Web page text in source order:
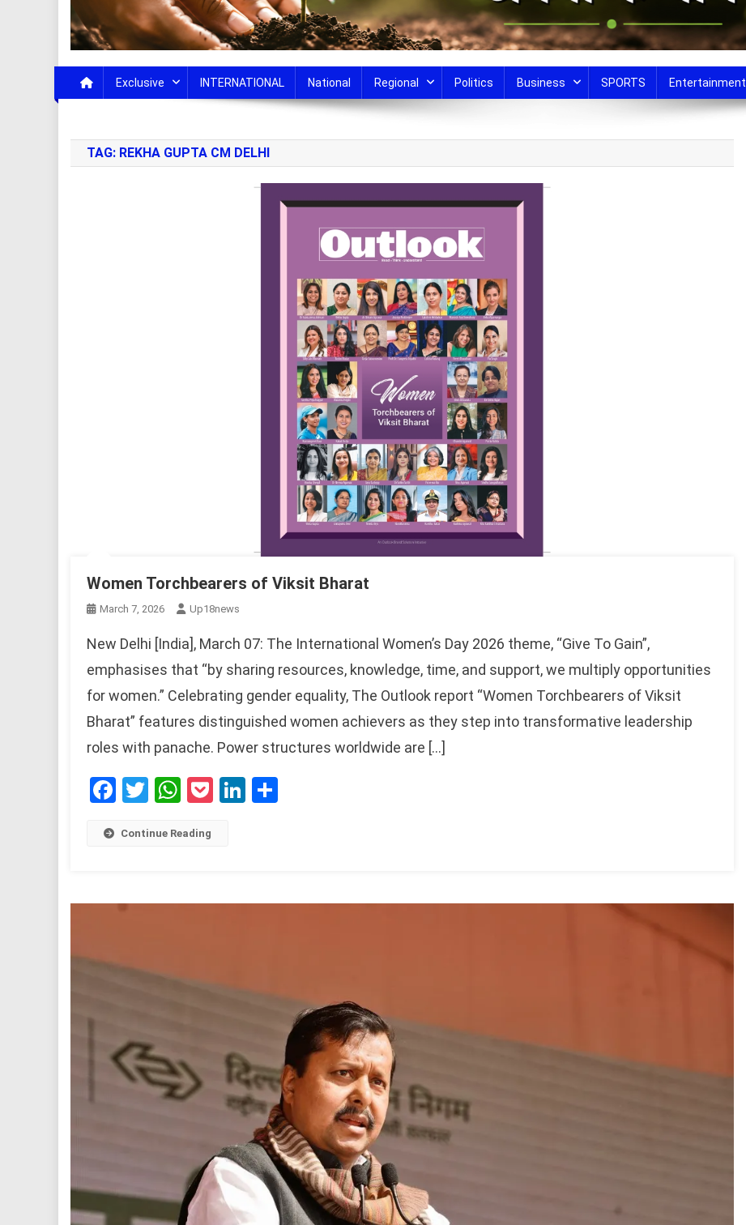
Exclusive INTERNATIONAL National Regional Politics Business SPORTS Entertainment
TAG: REKHA GUPTA CM DELHI
Women Torchbearers of Viksit Bharat
March 7, 2026 Up18news
New Delhi [India], March 07: The International Women’s Day 2026 theme, “Give To Gain”,
emphasises that “by sharing resources, knowledge, time, and support, we multiply opportunities
for women.” Celebrating gender equality, The Outlook report “Women Torchbearers of Viksit
Bharat” features distinguished women achievers as they step into transformative leadership
roles with panache. Power structures worldwide are […]
Facebook
Twitter
WhatsApp
PocketLinkedIn
Continue Reading